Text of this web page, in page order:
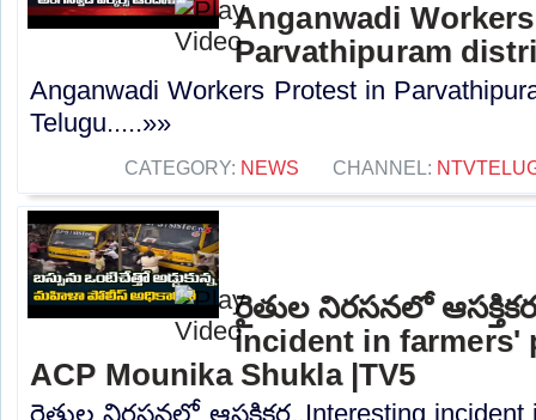
Anganwadi
Parvathipuram
Anganwadi Workers Protest in
Telugu.....»»
CATEGORY: NEWS CHANNEL:
రైతుల నిరసనలో
incident in farmers'
ACP Mounika Shukla |TV5
రైతుల నిరసనలో ఆసక్తికర..Interesting incident